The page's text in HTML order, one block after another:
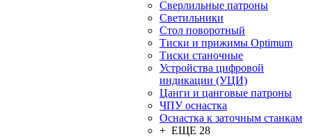
Сверлильные патроны
Светильники
Стол поворотный
Тиски и прижимы Optimum
Тиски станочные
Устройства цифровой
индикации (УЦИ)
Цанги и цанговые патроны
ЧПУ оснастка
Оснастка к заточным станкам
+ ЕЩЕ 28